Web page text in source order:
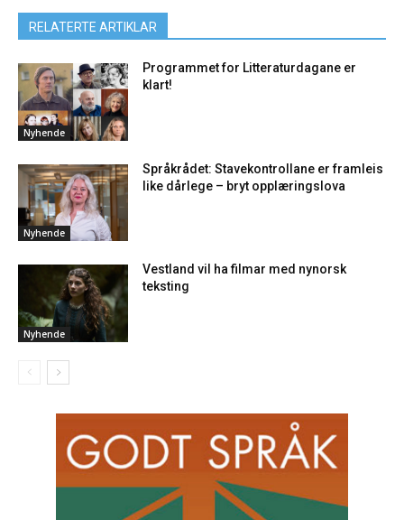
RELATERTE ARTIKLAR
Nyhende
Programmet for Litteraturdagane er
klart!
Nyhende
Språkrådet: Stavekontrollane er framleis
like dårlege – bryt opplæringslova
Nyhende
Vestland vil ha filmar med nynorsk
teksting